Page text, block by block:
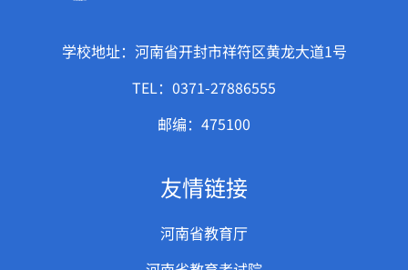
学校地址：河南省开封市祥符区黄龙大道1号
TEL：0371-27886555
邮编：475100
友情链接
河南省教育厅